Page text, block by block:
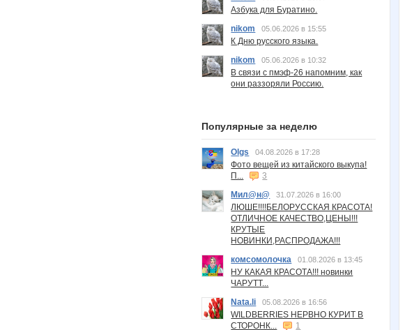
Азбука для Буратино.
nikom
05.06.2026 в 15:55
К Дню русского языка.
nikom
05.06.2026 в 10:32
В связи с пмэф-26 напомним, как
они раззоряли Россию.
Популярные за неделю
Olgs 04.08.2026 в 17:28
Фото вещей из китайского выкупа!
П...
3
Мил@н@
31.07.2026 в 16:00
ЛЮШЕ!!!!БЕЛОРУССКАЯ КРАСОТА!
ОТЛИЧНОЕ КАЧЕСТВО,ЦЕНЫ!!!
КРУТЫЕ
НОВИНКИ,РАСПРОДАЖА!!!
комсомолочка
01.08.2026 в 13:45
НУ КАКАЯ КРАСОТА!!! новинки
ЧАРУТТ...
Nata.li
05.08.2026 в 16:56
WILDBERRIES НЕРВНО КУРИТ В
СТОРОНК...
1